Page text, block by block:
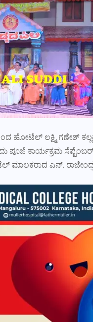
ಹೋಟೆಲ್ ಲಕ್ಷ್ಮಿ
ಕಾರ್ಯಕ್ರಮ ಸೆಪ್ಟೆಂಬರ್
ಮಾಲಕರಾದ ಎನ್.